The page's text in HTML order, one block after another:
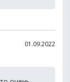
01.09.2022